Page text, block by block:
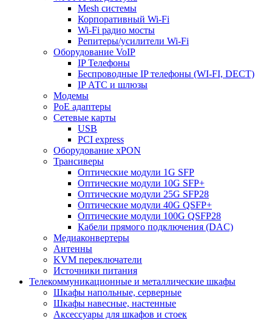
Mesh системы
Корпоративный Wi-Fi
Wi-Fi радио мосты
Репитеры/усилители Wi-Fi
Оборудование VoIP
IP Телефоны
Беспроводные IP телефоны (WI-FI, DECT)
IP АТС и шлюзы
Модемы
PoE адаптеры
Сетевые карты
USB
PCI express
Оборудование xPON
Трансиверы
Оптические модули 1G SFP
Оптические модули 10G SFP+
Оптические модули 25G SFP28
Оптические модули 40G QSFP+
Оптические модули 100G QSFP28
Кабели прямого подключения (DAC)
Медиаконвертеры
Антенны
KVM переключатели
Источники питания
Телекоммуникационные и металлические шкафы
Шкафы напольные, серверные
Шкафы навесные, настенные
Аксессуары для шкафов и стоек